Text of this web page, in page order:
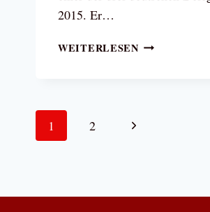
2015. Er…
WEITERLESEN
Seitennavigation
1 2
Nächste